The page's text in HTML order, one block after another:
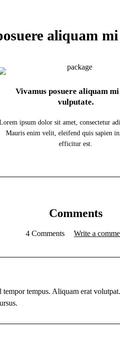
aliquam
Vivamus posuere aliquam
vulputate.
ipsum dolor sit amet, consectetur
Mauris enim velit, eleifend quis sapien
efficitur est.
Comments
4 Comments Write a
tempor tempus. Aliquam erat